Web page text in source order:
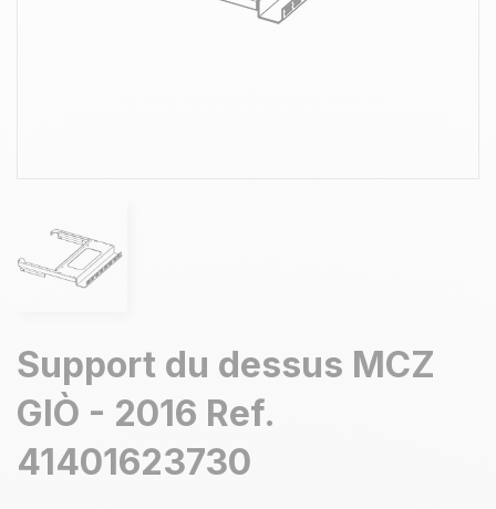
Support du dessus MCZ
GIÒ - 2016 Ref.
41401623730